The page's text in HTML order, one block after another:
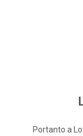
Portanto a